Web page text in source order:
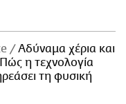
Αδύναμα χέρια και
η τεχνολογία
τη φυσική